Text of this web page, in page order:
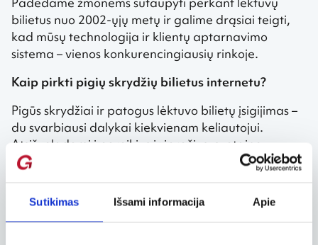
Sutikimas Išsami informacija Apie
bilietus nuo 2002-ųjų metų ir galime drąsiai teigti,
kad mūsų technologija ir klientų aptarnavimo
sistema – vienos konkurencingiausių rinkoje.
Kaip pirkti pigių skrydžių bilietus internetu?
Pigūs skrydžiai ir patogus lėktuvo bilietų įsigijimas –
du svarbiausi dalykai kiekvienam keliautojui.
Atsižvelgdami į poreikius ir įpročius, svetainę
sukūrėme taip, kad geriausi pasiūlymai būtų
nepraleistumėte pasiūlymų kainų pasikeitimų, o
išsirinktas skrydis lūkesčius tenkintų ne 100 %, o